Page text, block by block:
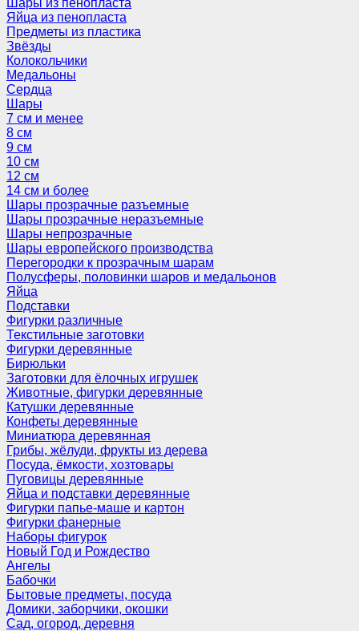
Шары из пенопласта
Яйца из пенопласта
Предметы из пластика
Звёзды
Колокольчики
Медальоны
Сердца
Шары
7 см и менее
8 см
9 см
10 см
12 см
14 см и более
Шары прозрачные разъемные
Шары прозрачные неразъемные
Шары непрозрачные
Шары европейского производства
Перегородки к прозрачным шарам
Полусферы, половинки шаров и медальонов
Яйца
Подставки
Фигурки различные
Текстильные заготовки
Фигурки деревянные
Бирюльки
Заготовки для ёлочных игрушек
Животные, фигурки деревянные
Катушки деревянные
Конфеты деревянные
Миниатюра деревянная
Грибы, жёлуди, фрукты из дерева
Посуда, ёмкости, хозтовары
Пуговицы деревянные
Яйца и подставки деревянные
Фигурки папье-маше и картон
Фигурки фанерные
Наборы фигурок
Новый Год и Рождество
Ангелы
Бабочки
Бытовые предметы, посуда
Домики, заборчики, окошки
Сад, огород, деревня